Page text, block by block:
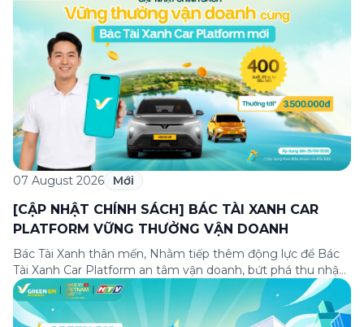
07 August 2026 Mới
[CẬP NHẬT CHÍNH SÁCH] BÁC TÀI XANH CAR
PLATFORM VỮNG THƯỞNG VẬN DOANH
Bác Tài Xanh thân mến, Nhằm tiếp thêm động lực để Bác
Tài Xanh Car Platform an tâm vận doanh, bứt phá thu nhập
ngay từ những ngày đầu gia nhập, Green SM cập nhật
Chương trình thưởng vận doanh dành riêng cho Bác Tài
Xanh Car Platform mới với cơ hội nhận thưởng lên […]